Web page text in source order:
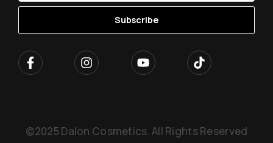
Subscribe
©2025 Dalon Cosmetics. All Rights Reserved